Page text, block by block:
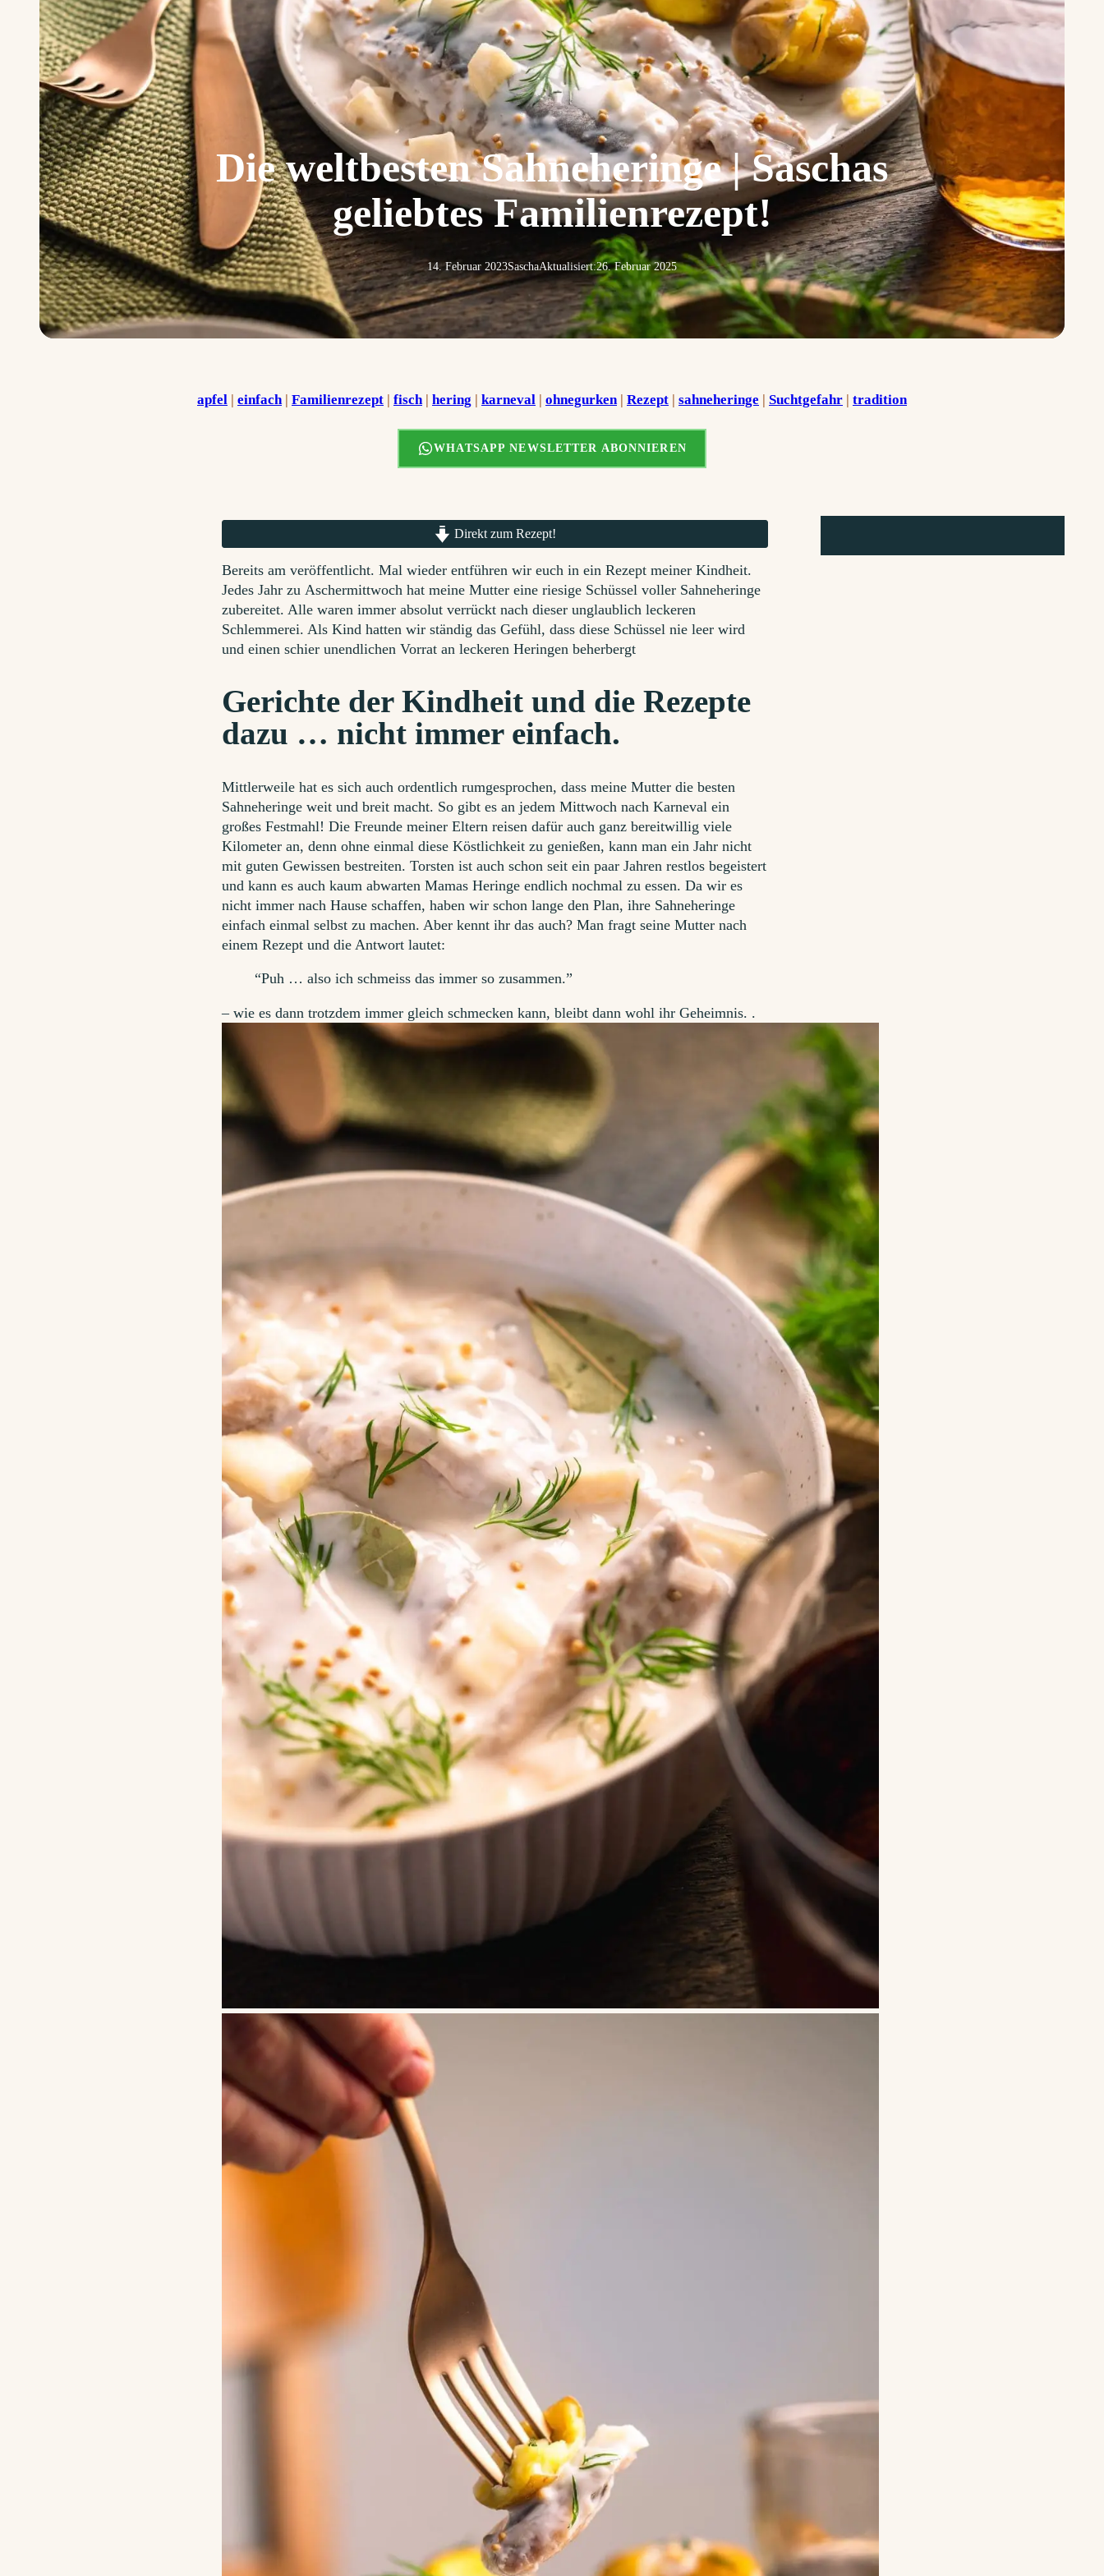
Die weltbesten Sahneheringe | Saschas
geliebtes Familienrezept!
14. Februar 2023SaschaAktualisiert:26. Februar 2025
apfel einfach | Familienrezept fisch | hering karneval ohnegurken | Rezept sahneheringe Suchtgefahr tradition
WHATSAPP NEWSLETTER ABONNIEREN
Direkt zum Rezept!
Bereits am veröffentlicht. Mal wieder entführen wir euch in ein Rezept meiner Kindheit.
Jedes Jahr zu Aschermittwoch hat meine Mutter eine riesige Schüssel voller Sahneheringe
zubereitet. Alle waren immer absolut verrückt nach dieser unglaublich leckeren
Schlemmerei. Als Kind hatten wir ständig das Gefühl, dass diese Schüssel nie leer wird
und einen schier unendlichen Vorrat an leckeren Heringen beherbergt
Gerichte der Kindheit und die Rezepte
dazu … nicht immer einfach.
Mittlerweile hat es sich auch ordentlich rumgesprochen, dass meine Mutter die besten
Sahneheringe weit und breit macht. So gibt es an jedem Mittwoch nach Karneval ein
großes Festmahl! Die Freunde meiner Eltern reisen dafür auch ganz bereitwillig viele
Kilometer an, denn ohne einmal diese Köstlichkeit zu genießen, kann man ein Jahr nicht
mit guten Gewissen bestreiten. Torsten ist auch schon seit ein paar Jahren restlos begeistert
und kann es auch kaum abwarten Mamas Heringe endlich nochmal zu essen.Da wir es
nicht immer nach Hause schaffen, haben wir schon lange den Plan, ihre Sahneheringe
einfach einmal selbst zu machen. Aber kennt ihr das auch? Man fragt seine Mutter nach
einem Rezept und die Antwort lautet:
“Puh … also ich schmeiss das immer so zusammen.”
– wie es dann trotzdem immer gleich schmecken kann, bleibt dann wohl ihr Geheimnis. .